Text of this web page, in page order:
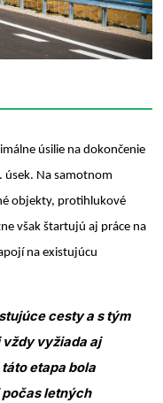
úsilie na dokončenie
úsek. Na samotnom
objekty, protihlukové
však štartujú aj práce na
na existujúcu
cesty a s tým
vyžiada aj
etapa bola
letných